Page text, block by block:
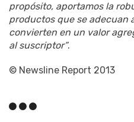
propósito, aportamos la
productos que se adecuan
convierten en un valor
al suscriptor”.
© Newsline Report 2013